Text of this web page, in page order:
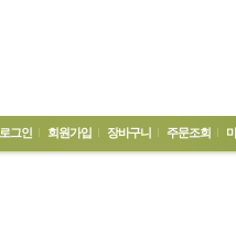
로그인 회원가입 장바구니 주문조회